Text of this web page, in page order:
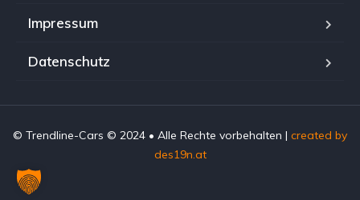
Impressum
Datenschutz
© Trendline-Cars © 2024 • Alle Rechte vorbehalten | created by
des19n.at